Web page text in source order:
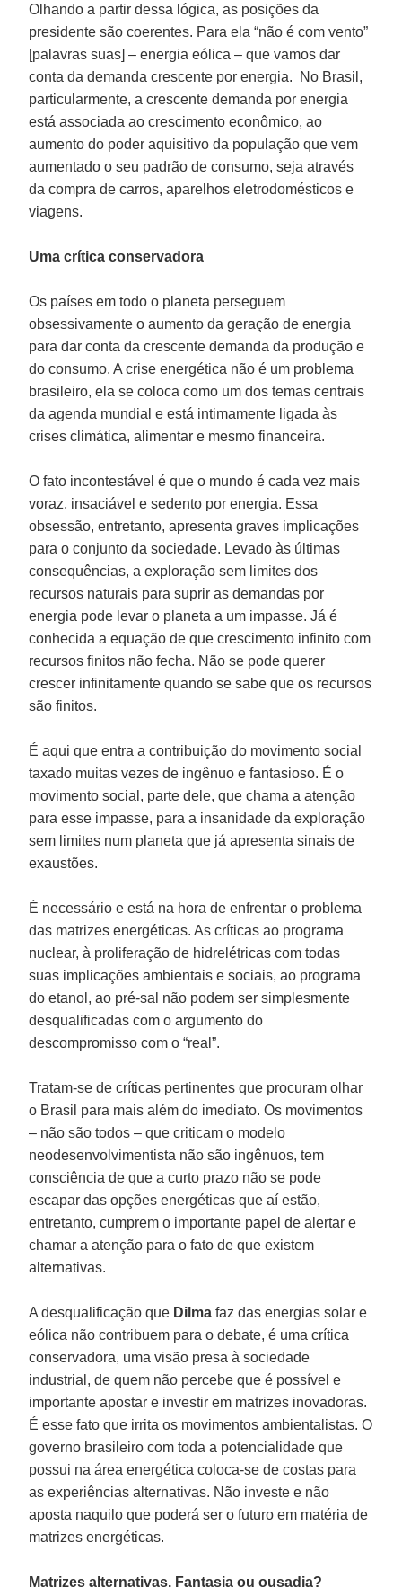
Olhando a partir dessa lógica, as posições da
presidente são coerentes. Para ela “não é com vento”
[palavras suas] – energia eólica – que vamos dar
conta da demanda crescente por energia. No Brasil,
particularmente, a crescente demanda por energia
está associada ao crescimento econômico, ao
aumento do poder aquisitivo da população que vem
aumentado o seu padrão de consumo, seja através
da compra de carros, aparelhos eletrodomésticos e
viagens.
Uma crítica conservadora
Os países em todo o planeta perseguem
obsessivamente o aumento da geração de energia
para dar conta da crescente demanda da produção e
do consumo. A crise energética não é um problema
brasileiro, ela se coloca como um dos temas centrais
da agenda mundial e está intimamente ligada às
crises climática, alimentar e mesmo financeira.
O fato incontestável é que o mundo é cada vez mais
voraz, insaciável e sedento por energia. Essa
obsessão, entretanto, apresenta graves implicações
para o conjunto da sociedade. Levado às últimas
consequências, a exploração sem limites dos
recursos naturais para suprir as demandas por
energia pode levar o planeta a um impasse. Já é
conhecida a equação de que crescimento infinito com
recursos finitos não fecha. Não se pode querer
crescer infinitamente quando se sabe que os recursos
são finitos.
É aqui que entra a contribuição do movimento social
taxado muitas vezes de ingênuo e fantasioso. É o
movimento social, parte dele, que chama a atenção
para esse impasse, para a insanidade da exploração
sem limites num planeta que já apresenta sinais de
exaustões.
É necessário e está na hora de enfrentar o problema
das matrizes energéticas. As críticas ao programa
nuclear, à proliferação de hidrelétricas com todas
suas implicações ambientais e sociais, ao programa
do etanol, ao pré-sal não podem ser simplesmente
desqualificadas com o argumento do
descompromisso com o “real”.
Tratam-se de críticas pertinentes que procuram olhar
o Brasil para mais além do imediato. Os movimentos
– não são todos – que criticam o modelo
neodesenvolvimentista não são ingênuos, tem
consciência de que a curto prazo não se pode
escapar das opções energéticas que aí estão,
entretanto, cumprem o importante papel de alertar e
chamar a atenção para o fato de que existem
alternativas.
A desqualificação que Dilmafaz das energias solar e
eólica não contribuem para o debate, é uma crítica
conservadora, uma visão presa à sociedade
industrial, de quem não percebe que é possível e
importante apostar e investir em matrizes inovadoras.
É esse fato que irrita os movimentos ambientalistas. O
governo brasileiro com toda a potencialidade que
possui na área energética coloca-se de costas para
as experiências alternativas. Não investe e não
aposta naquilo que poderá ser o futuro em matéria de
matrizes energéticas.
Matrizes alternativas. Fantasia ou ousadia?